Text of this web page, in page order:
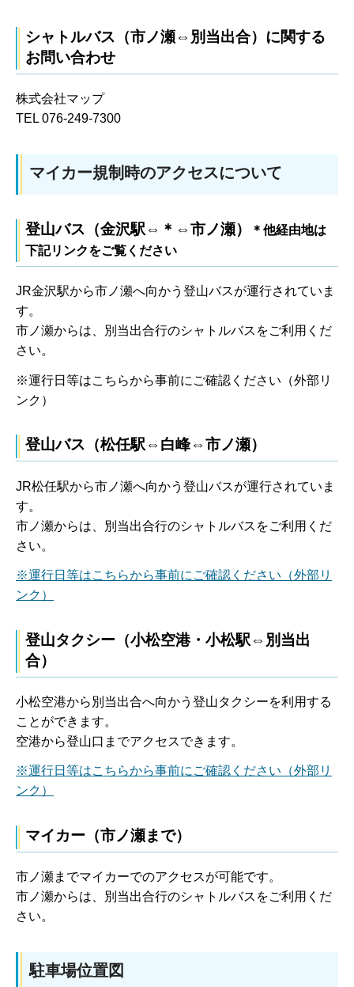
シャトルバス（市ノ瀬⇔別当出合）に関する
お問い合わせ
株式会社マップ
TEL 076-249-7300
マイカー規制時のアクセスについて
登山バス（金沢駅⇔＊⇔市ノ瀬）
＊他経由地は
下記リンクをご覧ください
JR金沢駅から市ノ瀬へ向かう登山バスが運行されていま
す。
市ノ瀬からは、別当出合行のシャトルバスをご利用くだ
さい。
※運行日等はこちらから事前にご確認ください（外部リ
ンク）
登山バス（松任駅⇔白峰⇔市ノ瀬）
JR松任駅から市ノ瀬へ向かう登山バスが運行されていま
す。
市ノ瀬からは、別当出合行のシャトルバスをご利用くだ
さい。
※運行日等はこちらから事前にご確認ください（外部リ
ンク）
登山タクシー（小松空港・小松駅⇔別当出
合）
小松空港から別当出合へ向かう登山タクシーを利用する
ことができます。
空港から登山口までアクセスできます。
※運行日等はこちらから事前にご確認ください（外部リ
ンク）
マイカー（市ノ瀬まで）
市ノ瀬までマイカーでのアクセスが可能です。
市ノ瀬からは、別当出合行のシャトルバスをご利用くだ
さい。
駐車場位置図